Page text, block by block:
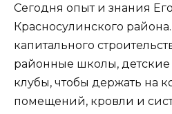
Сегодня опыт и знания
Красносулинского
капитального
районные школы, детские
клубы, чтобы держать на
помещений, кровли и